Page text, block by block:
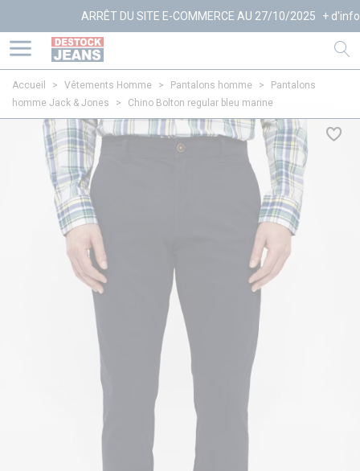
ARRÊT DU SITE E-COMMERCE AU 27/10/2025 + d'infos
Accueil > Vêtements Homme > Pantalons homme >
Pantalons
homme Jack & Jones
> Chino Bolton regular bleu marine